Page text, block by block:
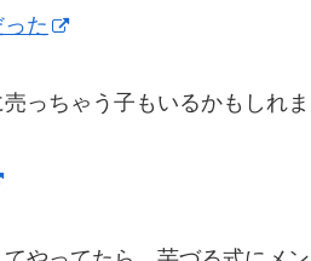
た
っちゃう子もいるかもしれま